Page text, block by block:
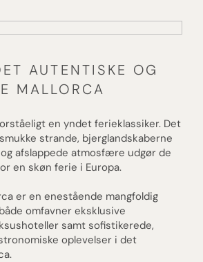
AUTENTISKE OG
MALLORCA
en yndet ferieklassiker. Det
strande, bjerglandskaberne
afslappede atmosfære udgør de
en skøn ferie i Europa.
er en enestående mangfoldig
omfavner eksklusive
samt sofistikerede,
oplevelser i det